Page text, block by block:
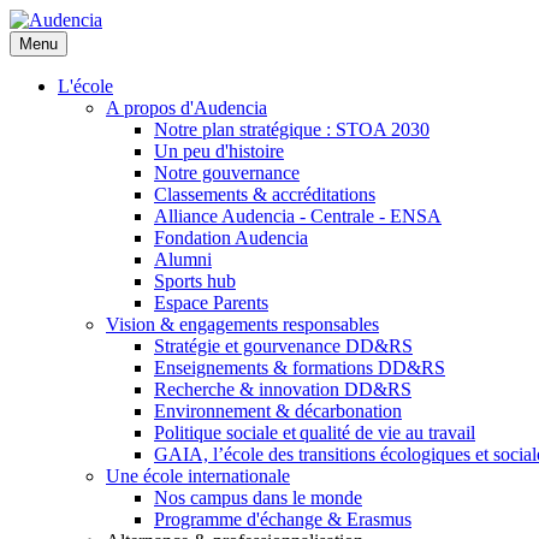
Aller
au
contenu
principal
Menu
L'école
A propos d'Audencia
Notre plan stratégique : STOA 2030
Un peu d'histoire
Notre gouvernance
Classements & accréditations
Alliance Audencia - Centrale - ENSA
Fondation Audencia
Alumni
Sports hub
Espace Parents
Vision & engagements responsables
Stratégie et gourvenance DD&RS
Enseignements & formations DD&RS
Recherche & innovation DD&RS
Environnement & décarbonation
Politique sociale et qualité de vie au travail
GAIA, l’école des transitions écologiques et
Une école internationale
Nos campus dans le monde
Programme d'échange & Erasmus